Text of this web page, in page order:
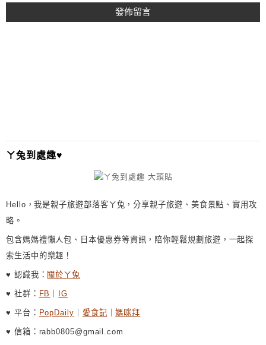
I
V
ㄚ兔到處趣♥
Hello，我是親子旅遊部落客ㄚ兔，分享親子旅遊、美食景點、實用攻
略。
包含媽媽禮懶人包、日本優惠券等資訊，陪你輕鬆規劃旅遊，一起探
索生活中的樂趣！
♥ 認識我： 關於ㄚ兔
♥ 社群： FB IG
♥ 平台： PopDaily 愛食記 ｜媽咪拜
♥ 信箱：rabb0805@gmail.com